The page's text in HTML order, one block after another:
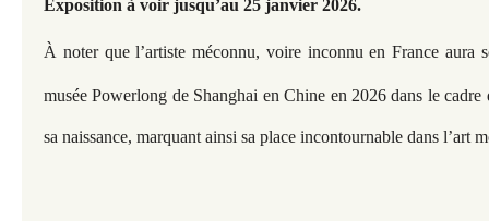
Exposition à voir jusqu’au 25 janvier 2026.
À noter que l’artiste méconnu, voire inconnu en France aura
musée Powerlong de Shanghai en Chine en 2026 dans le cadre
sa naissance, marquant ainsi sa place incontournable dans l’art